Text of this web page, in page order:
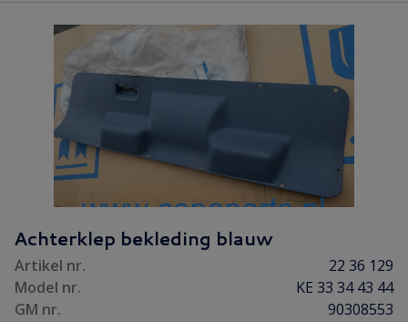
Achterklep bekleding blauw
Artikel nr.
22 36 129
Model nr.
KE 33 34 43 44
GM nr.
90308553